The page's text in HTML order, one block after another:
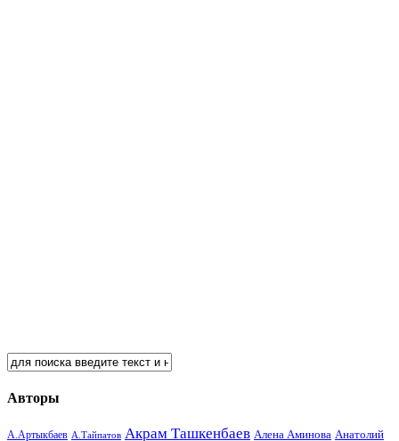
Авторы
А.Артыкбаев А.Тайпатов Акрам Ташкенбаев Алена Аминова Анатолий